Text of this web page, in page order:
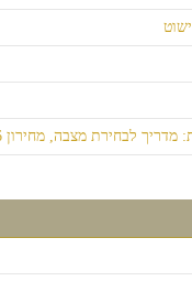
לבחירת מצבה, מחירון 2026 וסוגי אבנים